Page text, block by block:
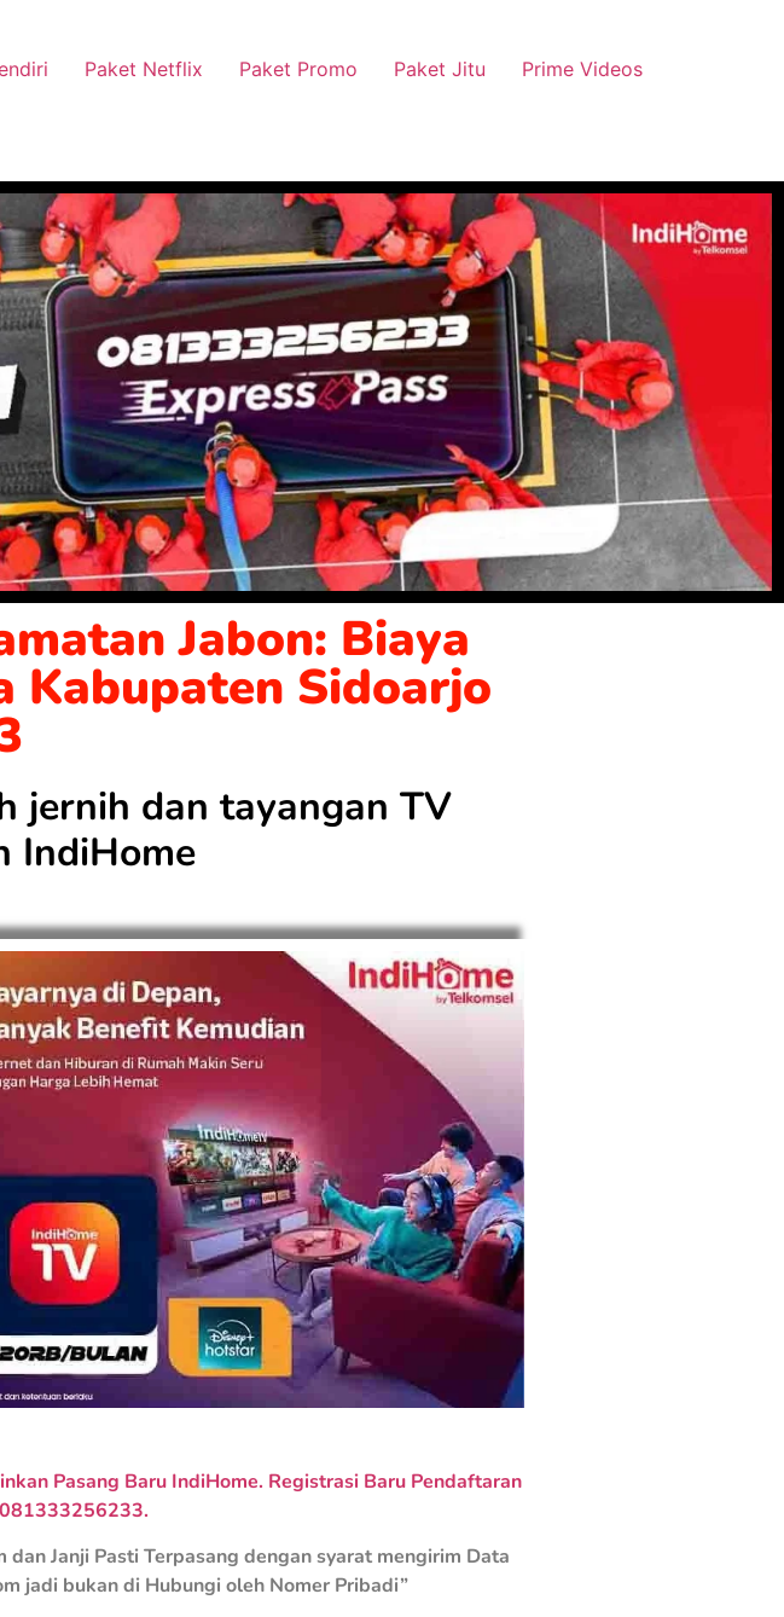
Paket Netflix Paket Promo Paket Jitu Prime Videos
Jabon: Biaya
Kabupaten Sidoarjo
jernih dan tayangan TV
IndiHome
Pasang Baru IndiHome. Registrasi Baru Pendaftaran
Janji Pasti Terpasang dengan syarat mengirim Data
jadi bukan di Hubungi oleh Nomer Pribadi”